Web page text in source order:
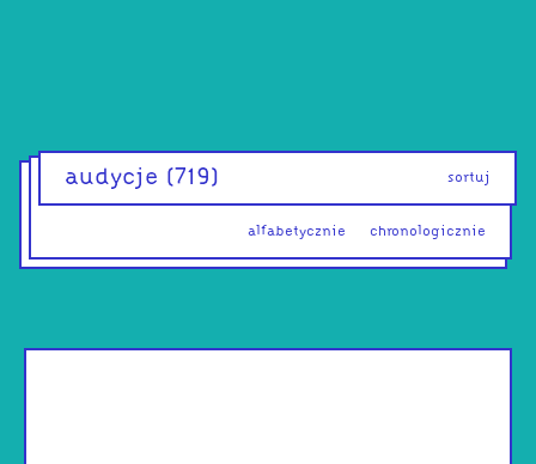
audycje (719) sortuj
alfabetycznie chronologicznie